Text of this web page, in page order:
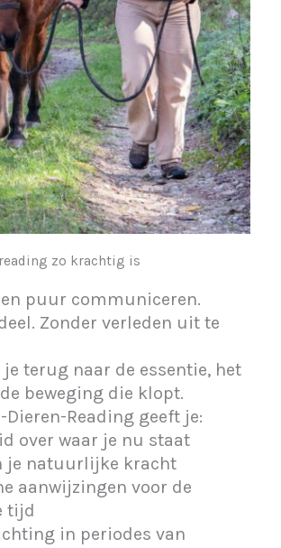
zo krachtig is
puur communiceren.
Zonder verleden uit te
je terug naar de essentie, het
beweging die klopt.
Dieren-Reading geeft je:
over waar je nu staat
je natuurlijke kracht
aanwijzingen voor de
tijd
in periodes van